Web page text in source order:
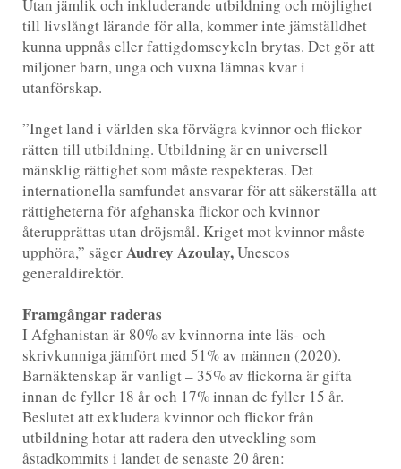
Utan jämlik och inkluderande utbildning och möjlighet
till livslångt lärande för alla, kommer inte jämställdhet
kunna uppnås eller fattigdomscykeln brytas. Det gör att
miljoner barn, unga och vuxna lämnas kvar i
utanförskap.
”Inget land i världen ska förvägra kvinnor och flickor
rätten till utbildning. Utbildning är en universell
mänsklig rättighet som måste respekteras. Det
internationella samfundet ansvarar för att säkerställa att
rättigheterna för afghanska flickor och kvinnor
återupprättas utan dröjsmål. Kriget mot kvinnor måste
upphöra,” sägerAudrey Azoulay,Unescos
generaldirektör.
Framgångar raderas
I Afghanistan är 80% av kvinnorna inte läs- och
skrivkunniga jämfört med 51% av männen (2020).
Barnäktenskap är vanligt – 35% av flickorna är gifta
innan de fyller 18 år och 17% innan de fyller 15 år.
Beslutet att exkludera kvinnor och flickor från
utbildning hotar att radera den utveckling som
åstadkommits i landet de senaste 20 åren: